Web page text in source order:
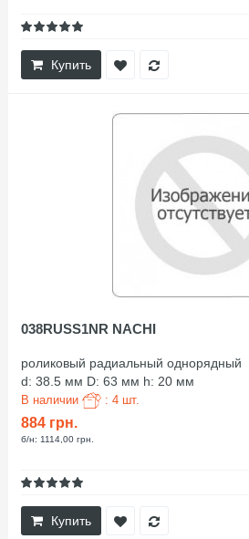
Купить
038RUSS1NR NACHI
роликовый радиальный однорядный
d: 38.5 мм D: 63 мм h: 20 мм
В наличии : 4 шт.
884 грн.
б/н: 1114,00 грн.
Купить